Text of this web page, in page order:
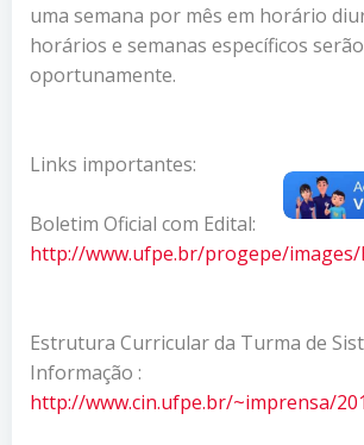
uma semana por mês em horário
horários e semanas específicos
oportunamente.
Links importantes:
Boletim Oficial com Edital:
http://www.ufpe.br/progepe/
Estrutura Curricular da Turma de
Informação :
http://www.cin.ufpe.br/~imprensa/